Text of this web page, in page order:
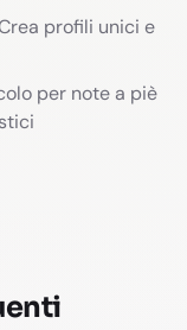
profili unici e
per note a piè